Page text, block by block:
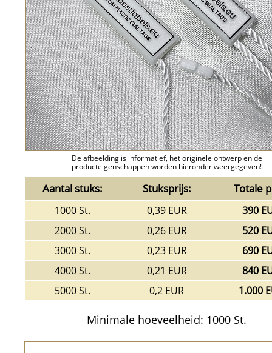
De afbeelding is informatief, het originele ontwerp en de
producteigenschappen worden hieronder weergegeven!
Aantal stuks: Stuksprijs: Totale
1000 St. 0,39 EUR
390
2000 St.
0,26 EUR
520
3000 St.
0,23 EUR
690
4000 St.
0,21 EUR
840
5000 St.
0,2 EUR 1.000
Minimale hoeveelheid: 1000 St.